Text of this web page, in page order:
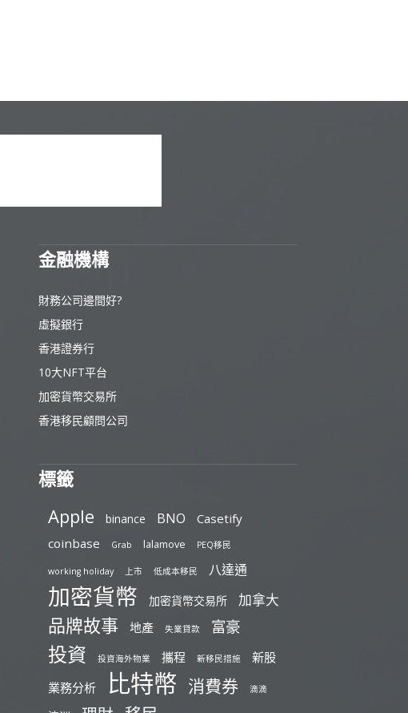
金融機構
財務公司邊間好?
虛擬銀行
香港證券行
10大NFT平台
加密貨幣交易所
香港移民顧問公司
標籤
Apple binance BNO
Casetify
coinbase
Grab lalamove PEQ移民
working holiday 上市 低成本移民 八達通
加密貨幣 加密貨幣交易所 加拿大
品牌故事 地產 失業貸款 富豪
投資 投資海外物業 攜程 新移民措施
新股
業務分析
比特幣 消費券 滴滴